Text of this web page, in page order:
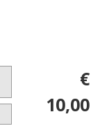
€
10,00